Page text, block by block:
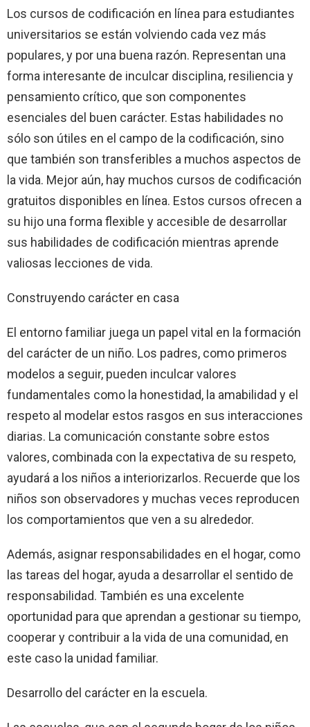
Los cursos de codificación en línea para estudiantes
universitarios se están volviendo cada vez más
populares, y por una buena razón. Representan una
forma interesante de inculcar disciplina, resiliencia y
pensamiento crítico, que son componentes
esenciales del buen carácter. Estas habilidades no
sólo son útiles en el campo de la codificación, sino
que también son transferibles a muchos aspectos de
la vida. Mejor aún, hay muchos cursos de codificación
gratuitos disponibles en línea. Estos cursos ofrecen a
su hijo una forma flexible y accesible de desarrollar
sus habilidades de codificación mientras aprende
valiosas lecciones de vida.
Construyendo carácter en casa
El entorno familiar juega un papel vital en la formación
del carácter de un niño. Los padres, como primeros
modelos a seguir, pueden inculcar valores
fundamentales como la honestidad, la amabilidad y el
respeto al modelar estos rasgos en sus interacciones
diarias. La comunicación constante sobre estos
valores, combinada con la expectativa de su respeto,
ayudará a los niños a interiorizarlos. Recuerde que los
niños son observadores y muchas veces reproducen
los comportamientos que ven a su alrededor.
Además, asignar responsabilidades en el hogar, como
las tareas del hogar, ayuda a desarrollar el sentido de
responsabilidad. También es una excelente
oportunidad para que aprendan a gestionar su tiempo,
cooperar y contribuir a la vida de una comunidad, en
este caso la unidad familiar.
Desarrollo del carácter en la escuela.